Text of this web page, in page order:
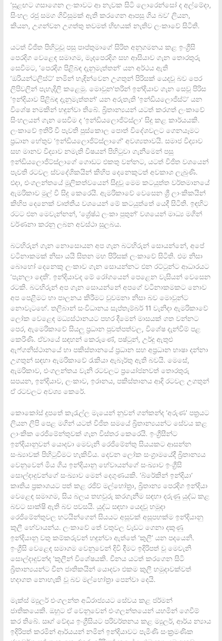
‘සුළඟට ගසාගෙන ලංකාවට ආ නැවක සිටි ලොරෙන්සෝ ද අල්මේදා,
සිංහල රජු සමග ගිවිසුමක් ඇති කරගෙන ආපසු ගිය බව’ ලියන,
කියන, උගන්වන උගත්තු තවමත් හිඟයක් නැතිව ලංකාවේ සිටිති.
යටත් විජිත පිහිටුවූ පසු පාප්තුමාගේ සිරිත අනුගමනය කළ ඉංග්‍රීසි
පෙරදිග වෙළෙඳ සමාගම, මැදපෙරදිග සහ ආසියාව ගැන තොරතුරු
සෙවීමට, ‘පෙරදිග පිළිබඳ දැනුමැත්තන්’ යන අර්ථය ඇති
’ඔරියන්ටලිස්ට්’ නමින් හැඳින්වෙන උගතුන් පිරිසක් යෙදවූ බව පෙර
ලිපිවලින් පැහැදිලි කළෙමු. මොවුන’තරින් ඉන්දියාව ගැන සෙවූ පිරිස
‘ඉන්දියාව පිළිබඳ දැනුමැත්තන්’ යන අරුතැති ‘ඉන්ඩියලොජිස්ට්’ යන
විශේෂ නමකින් හඳුන්වා තිබේ. බ්‍රිතාන්‍යයන් යටත් කරගත් ලංකාවේ
සිංහලයන් ගැන සෙවීම ද ‘ඉන්ඩියලොජිට්ස්ලා’ සිදු කළ කාර්යයකි.
ලංකාවේ ඉතිරි වී පැවති පුස්කොල පොත් විදේශවලට ගෙනයෑමට
ප්‍රධාන හේතුව ‘ඉන්ඩියලොජිට්ස්ලාගේ’ අවශ්‍යතාවයි. සමාජ විද්‍යාව
සහ මානව විද්‍යාව නමැති විෂයන් පිහිටුවා ගැනීමෙන් පසු
ඉන්ඩියලොජිට්ස්ලාගේ ගොඩට එකතු වන්නට, යටත් විජිත වශයෙන්
පැවති රටවල ස්වදේශිකයින් කිහිප දෙනෙකුටත් අවකාශ ලැබුණි.
එදා, එංගලන්තයේ මූලිකත්වයෙන් සිදුවූ මෙම කටයුත්ත වර්තමානයේ
ඇමරිකාව මුල් වී සිදු කෙරෙයි. ඇමරිකාවේ වෙසෙන ශ්‍රී ලාංකිකයින්
කිහිප දෙනෙක් වෘත්තීය වශයෙන් මේ කටයුත්තේ යෙදී සිටිති. ඉඳහිට
රටට එන මෙවැන්නන්, ‘ශ්‍රේෂ්ඨ ලංකා පුතුන්’ වශයෙන් මාධ්‍ය මගින්
වර්ණනා කරනු ලබන අවස්ථා සුලබය.
බටහිරුන් ගැන නොසොයන අප ගැන බටහිරුන් සොයන්නේ, අපේ
වටිනාකමක් නිසා යයි සිතන මහ පිරිසක් ලංකාවේ සිටිති. එම නිසා
බොහෝ දෙනෙකු ලංකාව ගැන සොයන්නට එන රට්ටුන්ට ආධාරයට
‘පැනලා දෙති’. ඉන්දියාවද මේ රෝගයෙන් පෙළෙන වැසියන් වෙසෙන
රටකි. බටහිරුන් අප ගැන සොයන්නේ අපගේ වටිනාකමකට නොව
අප පෙළීමට හා පාලනය කිරීමට වුවමනා නිසා බව මොවුන්ට
නොවැටහේ. තලිබාන් සංවිධානය සැප්තැම්බර් 11 වැනිදා ඇමරිකාවේ
ලෝක වෙළෙඳ මධ්‍යස්ථානයට පහර දීමෙන් මාසයක් ගත වන්නට
පෙර, ඇමෙරිකාවේ සියලු ප්‍රධාන පුවත්පත්වල, විශේෂ දැන්වීම් පළ
කෙරිණි. ඒවායේ සඳහන් කෙරුණේ, පෂ්ටුන්, උර්දු ඇතුළු
ඇෆ්ගනිස්ථානයේ හා පකිස්තානයේ ප්‍රධාන සහ අප්‍රධාන භාෂා දන්නා
උගතුන් සඳහා ඇමරිකාවේ රැකියා ඇබෑර්තු ඇති බවයි. මෙසේ,
ඇමරිකාව, එංගලන්තය වැනි රටවලට ප්‍රයෝජනවත් තොරතුරු
සපයන, ඉන්දියාව, ලංකාව, ඉරානය, පකිස්තානය ආදි රටවල උගතුන්
ඒ රටවලට අවශ්‍ය කෙරේ.
කොකෝස් දූපතේ කැරැල්ල මැයෙන් නුවන් ගන්කන්ද ‘අරුණ’ පත්‍රයට
ලියන ලිපි පෙළ මගින් යටත් විජිත සමයේ බ්‍රිතාන්‍යයන්ට සේවය කළ
ලාංකික රෙජිමේන්තුවක් ගැන විස්තර කෙරෙයි. ඉංග්‍රීසීන්ට
ඉන්දියානුවන් යොදවා මෙවැනි රෙජිමේන්තු සියයකට ආසන්න
සංඛ්‍යාවක් පිහිටුවීමට හැකිවිය. දෙවන ලෝක සංග්‍රාමයේදී බ්‍රිතාන්‍යය
වෙනුවෙන් මිය ගිය ඉන්දියානු හේවායන්ගේ සංඛ්‍යාව ඉංග්‍රීසි
සොල්දාදුවන්ගේ සංඛ්‍යාව මෙන් දෙගුණයකි. ‘බ්රේකින් ඉන්දියා’
කෘතිය ප්‍රකාශයට පත් කළ රජිව් මල්හෝත්‍රා, බ්‍රිතාන්‍ය පෙරදිග ඉන්දියා
වෙළෙඳ සමාගම, සිය බලය තහවුරු කරගැනීම සඳහා දරුණු යුද්ධ කළ
බවට සාක්ෂි ඇති බව පවසයි. යුද්ධ සඳහා යෙදවූ හමුදා
රෙජිමේන්තුවල භටයින්ගෙන් සියයට අසූවක් අසූපහක්ම ඉන්දියානු
කුලී හේවායන්ය. ලංකාවේ තේ වතුවල වැඩට ගෙනා දකුණු
ඉන්දියානු වතු කම්කරුවන් හඳුන්වා ඇත්තේ ‘කුලී’ යන පදයෙනි.
ඉංග්‍රීසි වෙළෙඳ සමාගම වෙනුවෙන් දිවි දීමට ඉදිරිපත් වූ මෙවැනි
සොල්දාදුවන්ද ‘කුලීන් විශේෂයකි. චීනය යටත් කරගෙන සිටි
බ්‍රිතාන්‍යයන්ට චීන ජාතිකයින් යොදවා එකම කුලී හමුදාවක්වත්
හදාගත නොහැකි වූ බව මල්හෝත්‍රා පෙන්වා දෙයි.
මැක්ස් ම්‍යුලර් එංගලන්ත අධිරාජ්‍යයට සේවය කළ ජර්මන්
ජාතිකයෙකි. ඔහුට ඒ වෙනුවෙන් එංගලන්තයෙන් යහමින් ගෙවීම්
කර තිබේ. ඍග් වේදය ඉංග්‍රීසියට පරිවර්තනය කළ ම්‍යුලර්, ආර්ය න්‍යාය
ඉදිරිපත් කරමින් ආර්යයන් නමින් ඉන්දියාවට පැමිණි සංක්‍රමණික